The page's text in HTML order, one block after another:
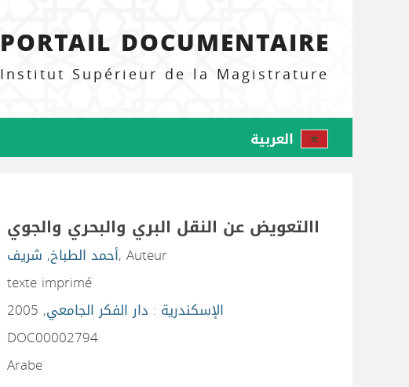
PORTAIL DOCUMENTAIRE
Institut Supérieur de la Magistrature
العربية
االتعويض عن النقل البري والبحري والجوي
أحمد الطباخ, شريف, Auteur
texte imprimé
الإسكندرية : دار الفكر الجامعي, 2005
DOC00002794
Arabe